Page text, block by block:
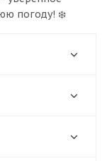
погоду! ❄️